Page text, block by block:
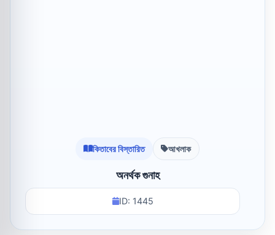
কিতাবের বিস্তারিত আখলাক
অনর্থক গুনাহ
ID: 1445